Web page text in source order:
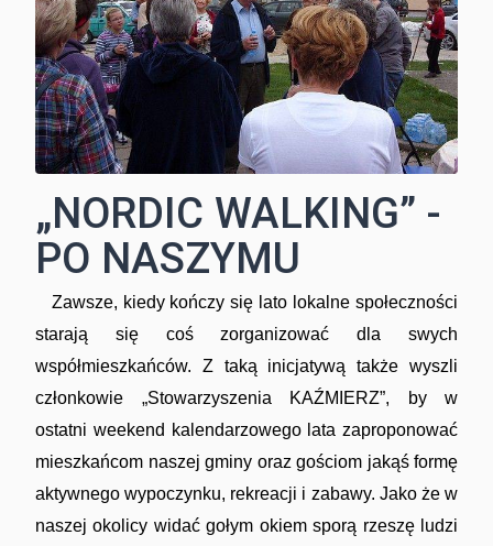
„NORDIC WALKING” -
PO NASZYMU
Zawsze, kiedy kończy się lato lokalne społeczności
starają się coś zorganizować dla swych
współmieszkańców. Z taką inicjatywą także wyszli
członkowie „Stowarzyszenia KAŹMIERZ”, by w
ostatni weekend kalendarzowego lata zaproponować
mieszkańcom naszej gminy oraz gościom jakąś formę
aktywnego wypoczynku, rekreacji i zabawy. Jako że w
naszej okolicy widać gołym okiem sporą rzeszę ludzi